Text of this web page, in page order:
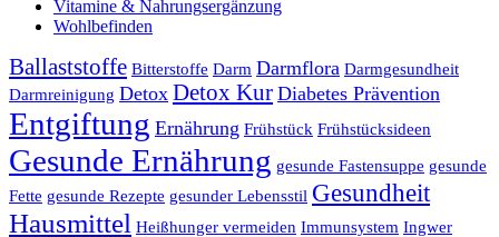
Vitamine & Nahrungsergänzung
Wohlbefinden
Ballaststoffe Bitterstoffe Darm Darmflora Darmgesundheit
Darmreinigung Detox Detox Kur Diabetes Prävention
Entgiftung Ernährung Frühstück Frühstücksideen
Gesunde Ernährung gesunde Fastensuppe gesunde
Fette gesunde Rezepte gesunder Lebensstil Gesundheit
Hausmittel Heißhunger vermeiden Immunsystem Ingwer